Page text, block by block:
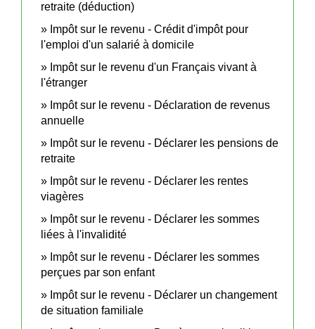
retraite (déduction)
Impôt sur le revenu - Crédit d'impôt pour
l'emploi d'un salarié à domicile
Impôt sur le revenu d'un Français vivant à
l'étranger
Impôt sur le revenu - Déclaration de revenus
annuelle
Impôt sur le revenu - Déclarer les pensions de
retraite
Impôt sur le revenu - Déclarer les rentes
viagères
Impôt sur le revenu - Déclarer les sommes
liées à l'invalidité
Impôt sur le revenu - Déclarer les sommes
perçues par son enfant
Impôt sur le revenu - Déclarer un changement
de situation familiale